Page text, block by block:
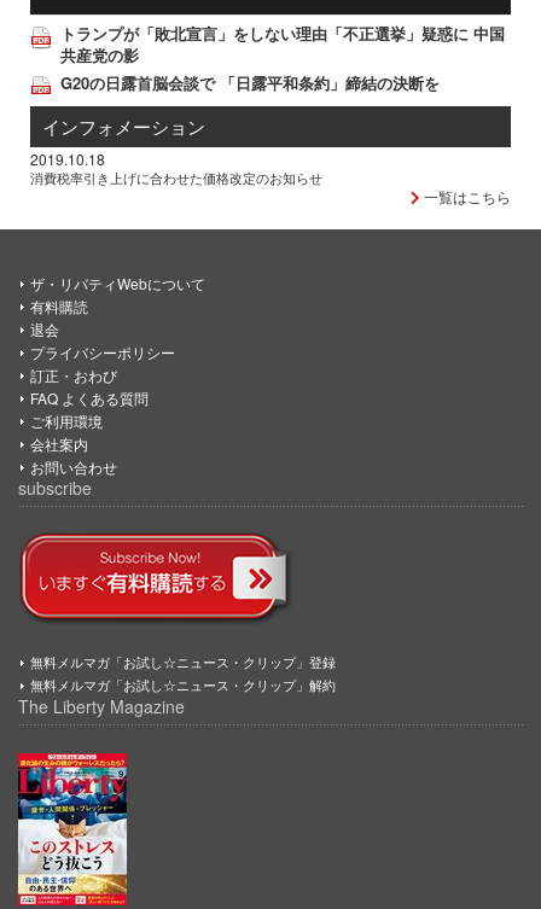
トランプが「敗北宣言」をしない理由「不正選挙」疑惑に 中国
共産党の影
G20の日露首脳会談で 「日露平和条約」締結の決断を
インフォメーション
2019.10.18
消費税率引き上げに合わせた価格改定のお知らせ
一覧はこちら
ザ・リバティWebについて
有料購読
退会
プライバシーポリシー
訂正・おわび
FAQ よくある質問
ご利用環境
会社案内
お問い合わせ
subscribe
無料メルマガ「お試し☆ニュース・クリップ」登録
無料メルマガ「お試し☆ニュース・クリップ」解約
The Liberty Magazine